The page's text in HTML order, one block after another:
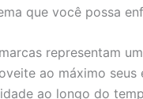
que você possa
representam
ao máximo
ao longo do